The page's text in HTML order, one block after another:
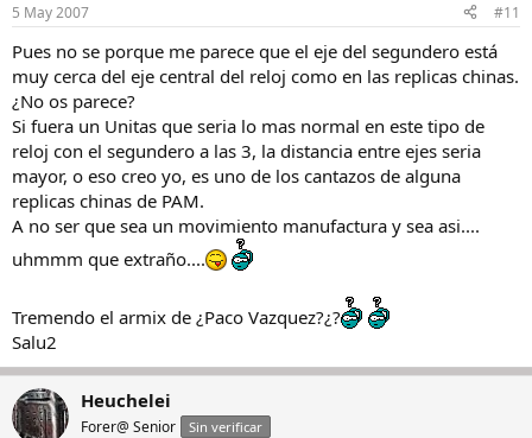
5 May 2007 #11
Pues no se porque me parece que el eje del segundero está
muy cerca del eje central del reloj como en las replicas chinas.
¿No os parece?
Si fuera un Unitas que seria lo mas normal en este tipo de
reloj con el segundero a las 3, la distancia entre ejes seria
mayor, o eso creo yo, es uno de los cantazos de alguna
replicas chinas de PAM.
A no ser que sea un movimiento manufactura y sea asi....
uhmmm que extraño....
Tremendo el armix de ¿Paco Vazquez?¿?
Salu2
Heuchelei
Forer@ Senior Sin verificar